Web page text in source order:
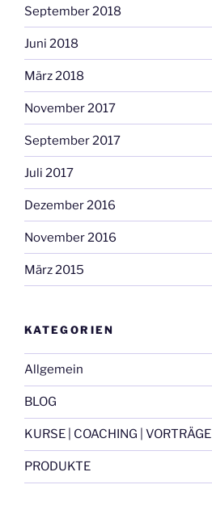
September 2018
Juni 2018
März 2018
November 2017
September 2017
Juli 2017
Dezember 2016
November 2016
März 2015
KATEGORIEN
Allgemein
BLOG
KURSE | COACHING | VORTRÄGE
PRODUKTE